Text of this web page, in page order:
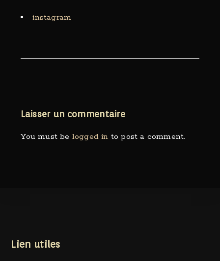
instagram
Laisser un commentaire
You must be logged in to post a comment.
Lien utiles